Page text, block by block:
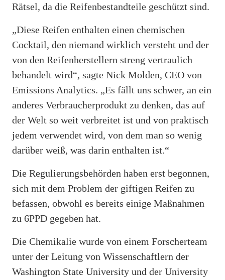
Rätsel, da die Reifenbestandteile geschützt sind.
„Diese Reifen enthalten einen chemischen
Cocktail, den niemand wirklich versteht und der
von den Reifenherstellern streng vertraulich
behandelt wird“, sagte Nick Molden, CEO von
Emissions Analytics. „Es fällt uns schwer, an ein
anderes Verbraucherprodukt zu denken, das auf
der Welt so weit verbreitet ist und von praktisch
jedem verwendet wird, von dem man so wenig
darüber weiß, was darin enthalten ist.“
Die Regulierungsbehörden haben erst begonnen,
sich mit dem Problem der giftigen Reifen zu
befassen, obwohl es bereits einige Maßnahmen
zu 6PPD gegeben hat.
Die Chemikalie wurde von einem Forscherteam
unter der Leitung von Wissenschaftlern der
Washington State University und der University